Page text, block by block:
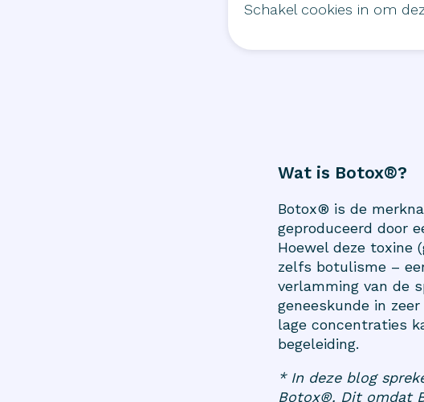
Schakel cookies in om
Wat is Botox®?
Botox® is de
geproduceerd door
Hoewel deze toxine
zelfs botulisme –
verlamming van de
geneeskunde in
lage concentraties
begeleiding.
* In deze blog
Botox®. Dit omdat